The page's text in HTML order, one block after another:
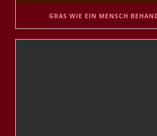
GRAS WIE EIN MENSCH